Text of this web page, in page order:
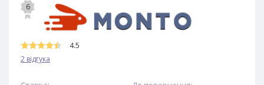
6
4.5
2 відгука